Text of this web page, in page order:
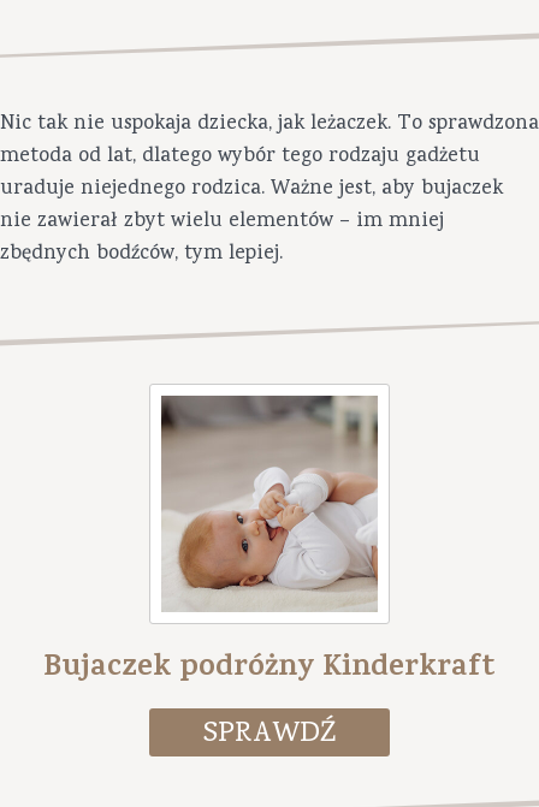
Nic tak nie uspokaja dziecka, jak leżaczek. To sprawdzona
metoda od lat, dlatego wybór tego rodzaju gadżetu
uraduje niejednego rodzica. Ważne jest, aby bujaczek
nie zawierał zbyt wielu elementów – im mniej
zbędnych bodźców, tym lepiej.
Bujaczek podróżny Kinderkraft